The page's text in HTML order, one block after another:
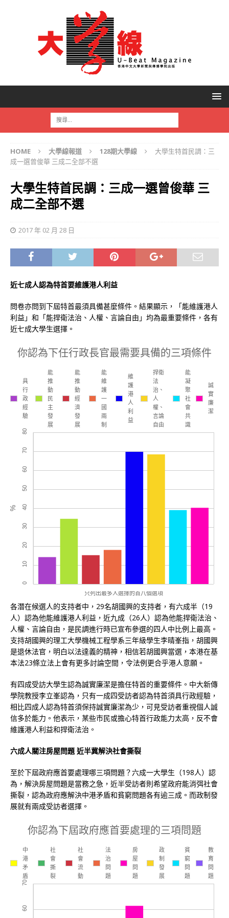
HOME 大學線報道 128期大學線
大學生特首民調：三
成一選曾俊華 三成二全部不選
大學生特首民調：三成一選曾俊華 三
成二全部不選
2017 年 02 月 28 日
近七成人認為特首要維護港人利益
問卷亦問到下屆特首最須具備甚麼條件。結果顯示，「能維護港人
利益」和「能捍衛法治、人權、言論自由」均為最重要條件，各有
近七成大學生選擇。
你認為下任行政長官最需要具備的三項條件
具
行
政
經
驗
能
推
動
民
主
發
展
能
推
動
經
濟
發
展
能
維
護
一
國
兩
制
維
護
港
人
利
益
捍衛
法
治、
人
權、
言論
自由
能
凝
聚
社
會
共
識
誠
實
廉
潔
各潛在候選人的支持者中，29名胡國興的支持者，有六成半（19
人）認為他能維護港人利益，近九成（26人）認為他能捍衛法治、
人權、言論自由，是民調進行時已宣布參選的四人中比例上最高。
支持胡國興的理工大學機械工程學系三年級學生李晴峯指，胡國興
是退休法官，明白以法達義的精神，相信若胡國興當選，本港在基
本法23條立法上會有更多討論空間，令法例更合乎港人意願。
有四成受訪大學生認為誠實廉潔是擔任特首的重要條件。中大新傳
學院教授李立峯認為，只有一成四受訪者認為特首須具行政經驗，
相比四成人認為特首須保持誠實廉潔為少，可見受訪者重視個人誠
信多於能力。他表示，某些市民或擔心特首行政能力太高，反不會
維護港人利益和捍衛法治。
六成人關注房屋問題 近半冀解決社會撕裂
至於下屆政府應首要處理哪三項問題？六成一大學生（198人）認
為，解決房屋問題是當務之急，近半受訪者則希望政府能消弭社會
撕裂，認為政府應解決中港矛盾和貧窮問題各有逾三成。而政制發
展就有兩成受訪者選擇。
你認為下屆政府應首要處理的三項問題
中
港
矛
盾
社
會
撕
裂
社
會
流
動
法
治
問
題
房
屋
問
題
政
制
發
展
貧
窮
問
題
教
育
問
題